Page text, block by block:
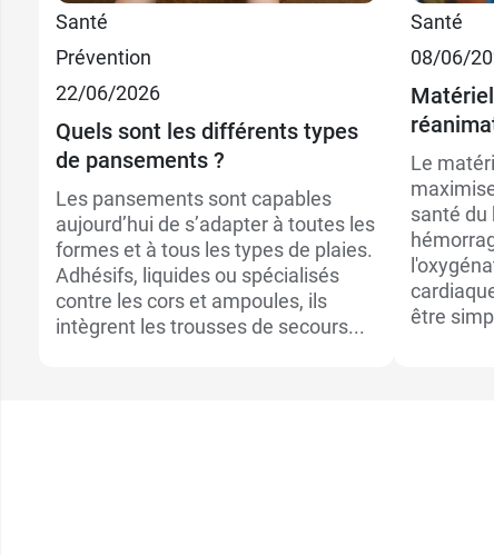
70 cm x 190 cm
Santé
Prévention
22/06/2026
Quels sont les différents types
de pansements ?
Les pansements sont capables
aujourd’hui de s’adapter à toutes les
formes et à tous les types de plaies.
Adhésifs, liquides ou spécialisés
contre les cors et ampoules, ils
intègrent les trousses de secours...
Santé
08/06/
Le
santé du
être